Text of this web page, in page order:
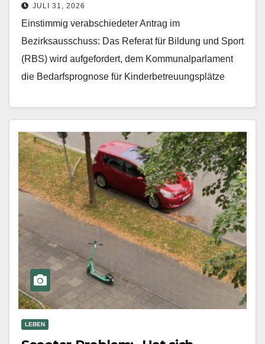
JULI 31, 2026
Einstimmig verabschiedeter Antrag im
Bezirksausschuss: Das Referat für Bildung und Sport
(RBS) wird aufgefordert, dem Kommunalparlament
die Bedarfsprognose für Kinderbetreuungsplätze
Mehr erfahren
LEBEN